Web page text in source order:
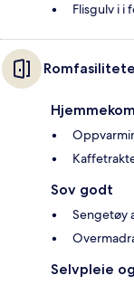
Flisgulv i i
Sov godt
Sengetøy
Selvpleie